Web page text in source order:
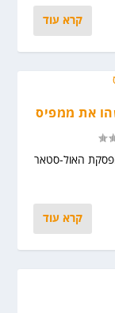
קרא עוד
את ממפיס
האול-סטאר
קרא עוד